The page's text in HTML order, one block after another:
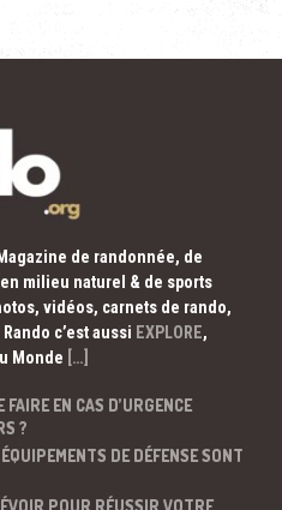
de randonnée, de
milieu naturel & de sports
vidéos, carnets de rando,
c’est aussi EXPLORE,
Monde […]
EN CAS D’URGENCE
?
DE DÉFENSE SONT
POUR RÉUSSIR VOTRE